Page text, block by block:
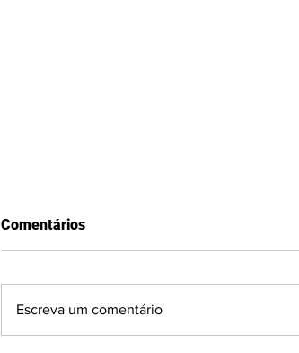
Comentários
Escreva um comentário